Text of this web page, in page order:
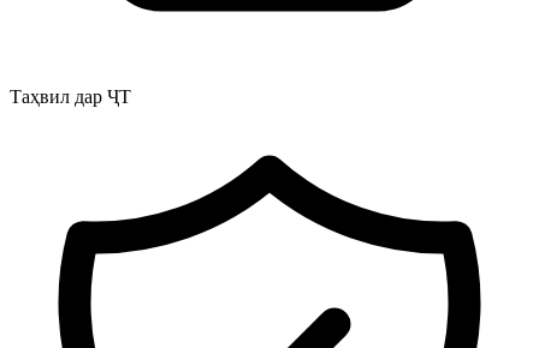
Таҳвил дар ҶТ